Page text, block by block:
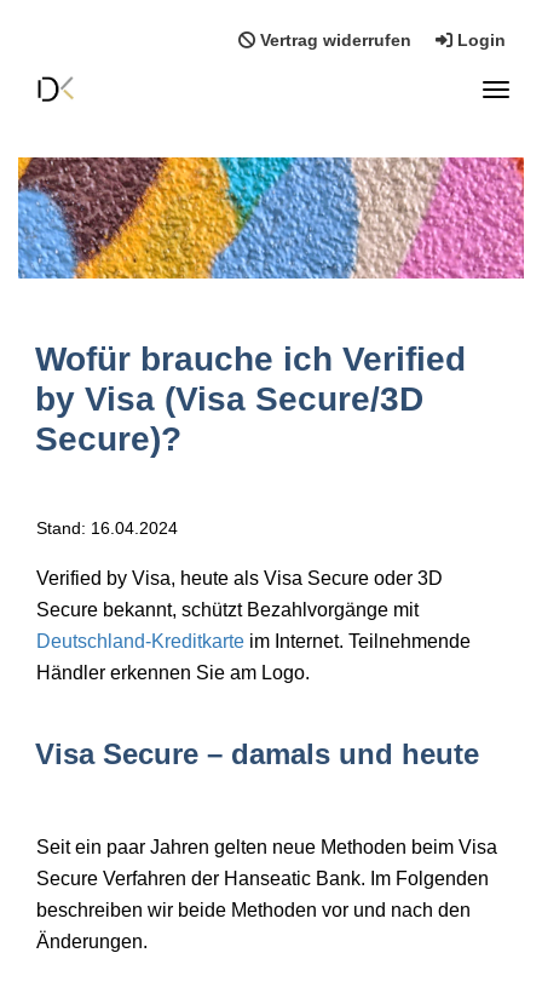
Vertrag widerrufen Login
Wofür brauche ich Verified
by Visa (Visa Secure/3D
Secure)?
Stand: 16.04.2024
Verified by Visa, heute als Visa Secure oder 3D
Secure bekannt, schützt Bezahlvorgänge mit
Deutschland-Kreditkarte im Internet. Teilnehmende
Händler erkennen Sie am Logo.
Visa Secure – damals und heute
Seit ein paar Jahren gelten neue Methoden beim Visa
Secure Verfahren der Hanseatic Bank. Im Folgenden
beschreiben wir beide Methoden vor und nach den
Änderungen.